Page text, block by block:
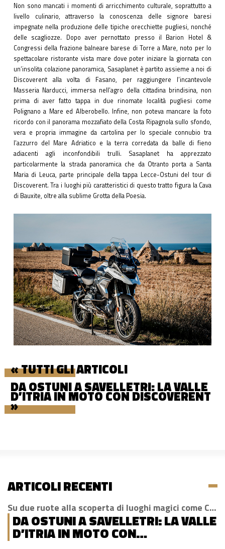
Non sono mancati i momenti di arricchimento culturale, soprattutto a
livello culinario, attraverso la conoscenza delle signore baresi
impegnate nella produzione delle tipiche orecchiette pugliesi, nonché
delle scagliozze. Dopo aver pernottato presso il Barion Hotel &
Congressi della frazione balneare barese di Torre a Mare, noto per lo
spettacolare ristorante vista mare dove poter iniziare la giornata con
un’insolita colazione panoramica, Sasaplanet è partito assieme a noi di
Discoverent alla volta di Fasano, per raggiungere l’incantevole
Masseria Narducci, immersa nell’agro della cittadina brindisina, non
prima di aver fatto tappa in due rinomate località pugliesi come
Polignano a Mare ed Alberobello. Infine, non poteva mancare la foto
ricordo con il panorama mozzafiato della Costa Ripagnola sullo sfondo,
vera e propria immagine da cartolina per lo speciale connubio tra
l’azzurro del Mare Adriatico e la terra corredata da balle di fieno
adiacenti agli inconfondibili trulli. Sasaplanet ha apprezzato
particolarmente la strada panoramica che da Otranto porta a Santa
Maria di Leuca, parte principale della tappa Lecce-Ostuni del tour di
Discoverent. Tra i luoghi più caratteristici di questo tratto figura la Cava
di Bauxite, oltre alla sublime Grotta della Poesia.
« TUTTI GLI ARTICOLI
DA OSTUNI A SAVELLETRI: LA VALLE
D’ITRIA IN MOTO CON DISCOVERENT
»
ARTICOLI RECENTI
Su due ruote alla scoperta di luoghi magici come Cisternino, Locorotondo e Alberobello
DA OSTUNI A SAVELLETRI: LA VALLE
D’ITRIA IN MOTO CON